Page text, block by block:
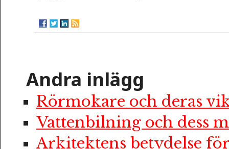
Andra inlägg
Rörmokare och deras
Vattenbilning och dess
Arkitektens betydelse